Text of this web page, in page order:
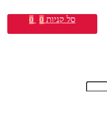
סל קניות 0
0